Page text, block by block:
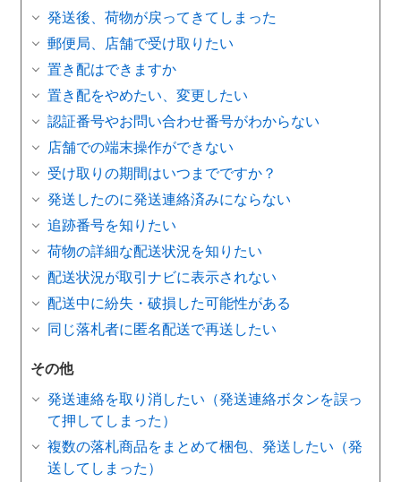
発送後、荷物が戻ってきてしまった
郵便局、店舗で受け取りたい
置き配はできますか
置き配をやめたい、変更したい
認証番号やお問い合わせ番号がわからない
店舗での端末操作ができない
受け取りの期間はいつまでですか？
発送したのに発送連絡済みにならない
追跡番号を知りたい
荷物の詳細な配送状況を知りたい
配送状況が取引ナビに表示されない
配送中に紛失・破損した可能性がある
同じ落札者に匿名配送で再送したい
その他
発送連絡を取り消したい（発送連絡ボタンを誤っ
て押してしまった）
複数の落札商品をまとめて梱包、発送したい（発
送してしまった）